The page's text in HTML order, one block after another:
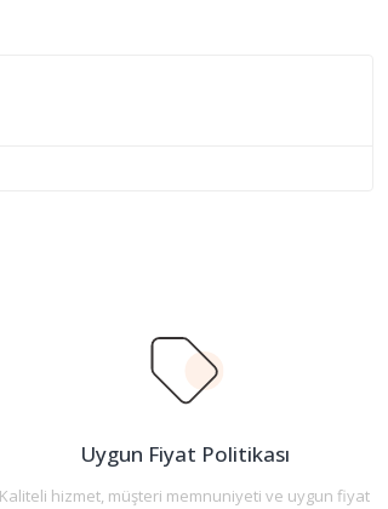
Uygun Fiyat Politikası
Kaliteli hizmet, müşteri memnuniyeti ve uygun fiyat